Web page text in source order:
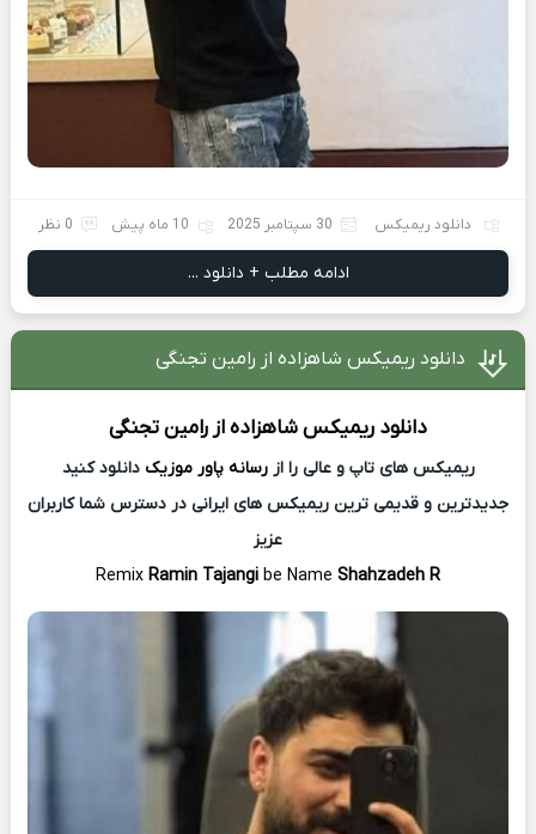
دانلود ریمیکس 30 سپتامبر 2025 10 ماه پیش 0 نظر
ادامه مطلب + دانلود ...
دانلود ریمیکس شاهزاده از رامین تجنگی
دانلود ریمیکسشاهزاده ازرامین تجنگی
ریمیکس های تاپ و عالی را از رسانه پاور موزیک دانلود کنید
جدیدترین و قدیمی ترین ریمیکس های ایرانی در دسترس شما کاربران
عزیز
Remix Ramin Tajangi be Name Shahzadeh R